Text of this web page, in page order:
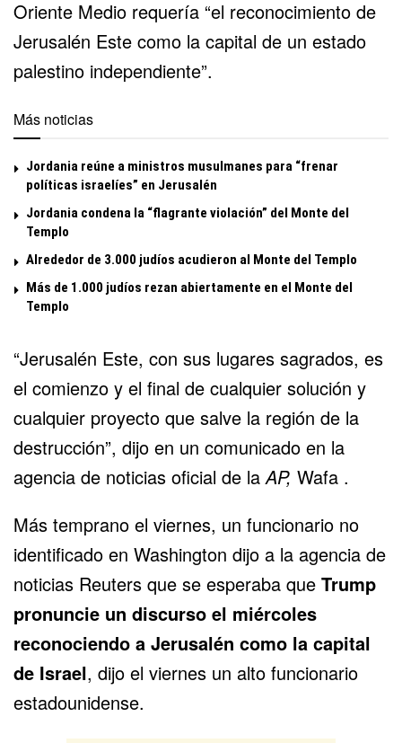
Oriente Medio requería “el reconocimiento de
Jerusalén Este como la capital de un estado
palestino independiente”.
Más noticias
Jordania reúne a ministros musulmanes para “frenar
políticas israelíes” en Jerusalén
Jordania condena la “flagrante violación” del Monte del
Templo
Alrededor de 3.000 judíos acudieron al Monte del Templo
Más de 1.000 judíos rezan abiertamente en el Monte del
Templo
“Jerusalén Este, con sus lugares sagrados, es
el comienzo y el final de cualquier solución y
cualquier proyecto que salve la región de la
destrucción”, dijo en un comunicado en la
agencia de noticias oficial de la AP, Wafa .
Más temprano el viernes, un funcionario no
identificado en Washington dijo a la agencia de
noticias Reuters que se esperaba que Trump
pronuncie un discurso el miércoles
reconociendo a Jerusalén como la capital
de Israel, dijo el viernes un alto funcionario
estadounidense.